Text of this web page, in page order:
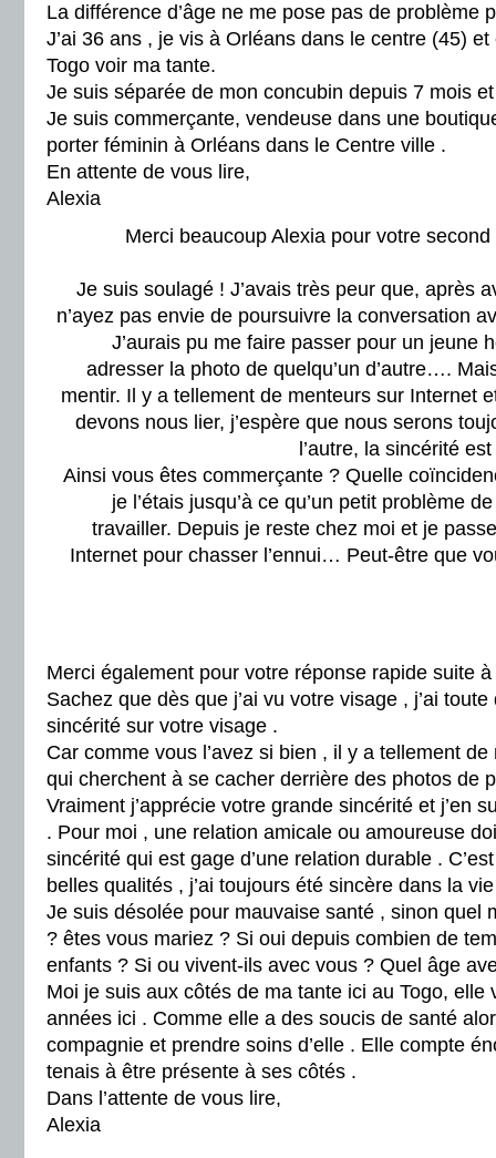
La différence d’âge ne me pose pas de problème
J’ai 36 ans , je vis à Orléans dans le centre (45)
Togo voir ma tante.
Je suis séparée de mon concubin depuis 7 mois et
Je suis commerçante, vendeuse dans une
porter féminin à Orléans dans le Centre ville .
En attente de vous lire,
Alexia
Merci beaucoup Alexia pour votre
Je suis soulagé ! J’avais très peur que, après
n’ayez pas envie de poursuivre la conversation
J’aurais pu me faire passer pour un jeune
adresser la photo de quelqu’un d’autre….
mentir. Il y a tellement de menteurs sur Internet
devons nous lier, j’espère que nous serons
l’autre, la sincérité
Ainsi vous êtes commerçante ? Quelle
je l’étais jusqu’à ce qu’un petit problème
travailler. Depuis je reste chez moi et je
Internet pour chasser l’ennui… Peut-être que
Merci également pour votre réponse rapide suite
Sachez que dès que j’ai vu votre visage , j’ai
sincérité sur votre visage .
Car comme vous l’avez si bien , il y a tellement
qui cherchent à se cacher derrière des photos de
Vraiment j’apprécie votre grande sincérité et j’en
. Pour moi , une relation amicale ou amoureuse
sincérité qui est gage d’une relation durable .
belles qualités , j’ai toujours été sincère dans la
Je suis désolée pour mauvaise santé , sinon quel
? êtes vous mariez ? Si oui depuis combien de
enfants ? Si ou vivent-ils avec vous ? Quel âge
Moi je suis aux côtés de ma tante ici au Togo, elle
années ici . Comme elle a des soucis de santé
compagnie et prendre soins d’elle . Elle compte
tenais à être présente à ses côtés .
Dans l’attente de vous lire,
Alexia